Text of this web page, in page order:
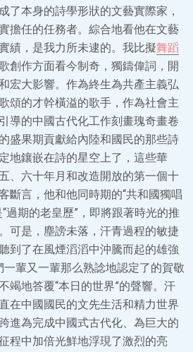
了本身的詩學形狀的文藝實際家，
擔任的任務者。綜合地看他在文藝
績，是我力所未逮的。我比擬舞蹈
創作方面看今制奇，獨鑄偉詞，開
宏大影響。作為終生為共產主義弘
頌的才幹橫溢的歌手，作為社會主
導的中國古代化工作刻畫瑰奇畫卷
盛果期貢獻給內陸和國民的那些詩
地鑲嵌在詩的星空上了，這些華
、六十年月和改造開放的第一個十
斷言，他和他同時期的“共和國獨唱
過期的老皇歷”，即將跟著時光的推
可是，塵謗未落，汗青過程的敏捷
到了在風煙滔滔中沖騰而起的雄強
輩又一輩那么熟諗地認定了的賀敬
竭地答覆“本日的世界”的聲響。汗
在中國國民的文先生活和精力世界
進為完成中國式古代化、為巨大的
程中加倍光鮮地浮現了激烈的亮